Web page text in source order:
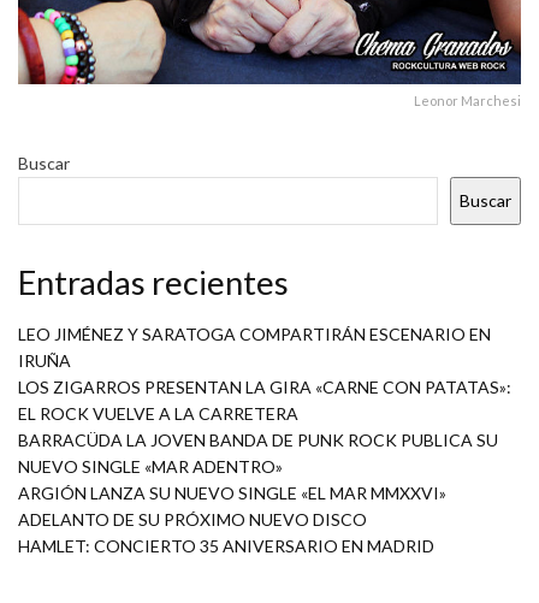
Leonor Marchesi
Buscar
Buscar
Entradas recientes
LEO JIMÉNEZ Y SARATOGA COMPARTIRÁN ESCENARIO EN
IRUÑA
LOS ZIGARROS PRESENTAN LA GIRA «CARNE CON PATATAS»:
EL ROCK VUELVE A LA CARRETERA
BARRACÜDA LA JOVEN BANDA DE PUNK ROCK PUBLICA SU
NUEVO SINGLE «MAR ADENTRO»
ARGIÓN LANZA SU NUEVO SINGLE «EL MAR MMXXVI»
ADELANTO DE SU PRÓXIMO NUEVO DISCO
HAMLET: CONCIERTO 35 ANIVERSARIO EN MADRID